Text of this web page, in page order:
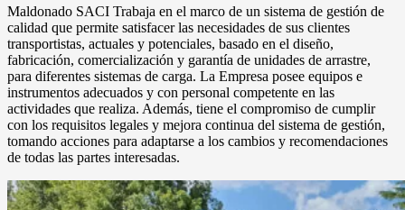
Maldonado SACI Trabaja en el marco de un sistema de gestión de
calidad que permite satisfacer las necesidades de sus clientes
transportistas, actuales y potenciales, basado en el diseño,
fabricación, comercialización y garantía de unidades de arrastre,
para diferentes sistemas de carga. La Empresa posee equipos e
instrumentos adecuados y con personal competente en las
actividades que realiza. Además, tiene el compromiso de cumplir
con los requisitos legales y mejora continua del sistema de gestión,
tomando acciones para adaptarse a los cambios y recomendaciones
de todas las partes interesadas.